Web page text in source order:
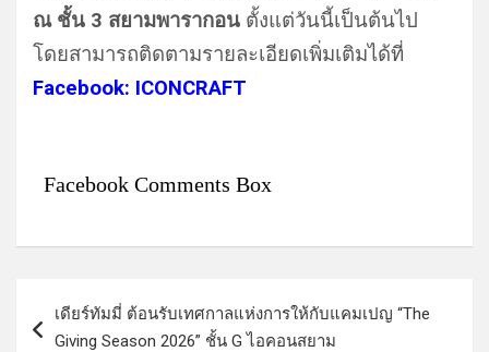
ณ ชั้น 3 สยามพารากอน ตั้งแต่วันนี้เป็นต้นไป
โดยสามารถติดตามรายละเอียดเพิ่มเติมได้ที่
Facebook: ICONCRAFT
Facebook Comments Box
น
เดียร์ทัมมี่ ต้อนรับเทศกาลแห่งการให้กับแคมเปญ “The
Giving Season 2026” ชั้น G ไอคอนสยาม